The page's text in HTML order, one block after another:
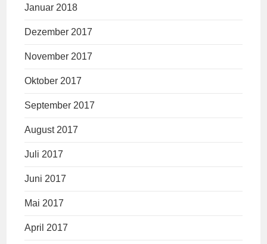
Januar 2018
Dezember 2017
November 2017
Oktober 2017
September 2017
August 2017
Juli 2017
Juni 2017
Mai 2017
April 2017